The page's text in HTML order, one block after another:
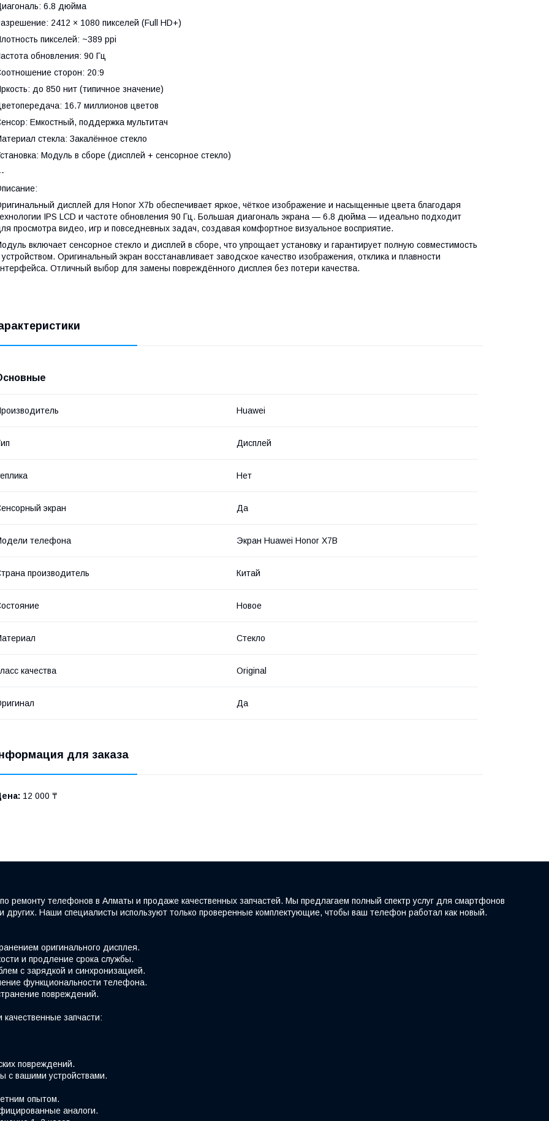
6.8 дюйма
2412 × 1080 пикселей (Full HD+)
пикселей: ~389 ppi
обновления: 90 Гц
сторон: 20:9
до 850 нит (типичное значение)
16.7 миллионов цветов
Емкостный, поддержка мультитач
стекла: Закалённое стекло
Модуль в сборе (дисплей + сенсорное стекло)
дисплей для Honor X7b обеспечивает яркое, чёткое изображение и насыщенные цвета благодаря
IPS LCD и частоте обновления 90 Гц. Большая диагональ экрана — 6.8 дюйма — идеально подходит
просмотра видео, игр и повседневных задач, создавая комфортное визуальное восприятие.
включает сенсорное стекло и дисплей в сборе, что упрощает установку и гарантирует полную совместимость
устройством. Оригинальный экран восстанавливает заводское качество изображения, отклика и плавности
Отличный выбор для замены повреждённого дисплея без потери качества.
Huawei
Дисплей
Нет
экран Да
телефона Экран Huawei Honor X7B
производитель Китай
Новое
Стекло
качества Original
Да
для заказа
12 000 ₸
телефонов в Алматы и продаже качественных запчастей. Мы предлагаем полный спектр услуг для смартфонов
других. Наши специалисты используют только проверенные комплектующие, чтобы ваш телефон работал как новый.
оригинального дисплея.
и продление срока службы.
с зарядкой и синхронизацией.
функциональности телефона.
повреждений.
запчасти:
повреждений.
с вашими устройствами.
опытом.
аналоги.